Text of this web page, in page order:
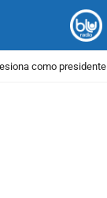
como presidente